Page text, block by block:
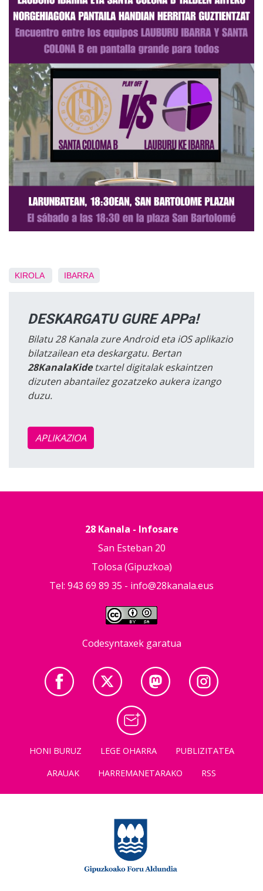
KIROLA IBARRA
DESKARGATU GURE APPa!
Bilatu 28 Kanala zure Android eta iOS aplikazio
bilatzailean eta deskargatu. Bertan
28KanalaKidetxartel digitalak eskaintzen
dizuten abantailez gozatzeko aukera izango
duzu.
APLIKAZIOA
28 Kanala - Infosare
San Esteban 20
Tolosa (Gipuzkoa)
Tel: 943 69 89 35 - info@28kanala.eus
Codesyntaxek garatua
HONI BURUZ LEGE OHARRA
PUBLIZITATEA
ARAUAK
HARREMANETARAKO RSS